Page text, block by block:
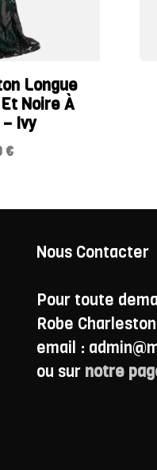
Longue
Noire À
Ivy
€
Nous Contacter
Pour toute
Robe
email :
ou sur notre